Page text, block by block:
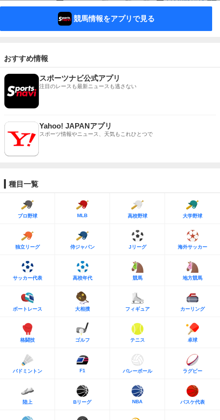
競馬情報をアプリで見る
おすすめ情報
スポーツナビ公式アプリ
注目のレースも最新ニュースも逃さない
Yahoo! JAPANアプリ
スポーツ情報やニュース、天気もこれひとつで
種目一覧
プロ野球 MLB 高校野球 大学野球
独立リーグ 侍ジャパン Jリーグ 海外サッカー
サッカー代表 高校年代 競馬 地方競馬
ボートレース 大相撲 フィギュア カーリング
格闘技 ゴルフ テニス 卓球
バドミントン F1 バレーボール ラグビー
陸上 Bリーグ NBA バスケ代表